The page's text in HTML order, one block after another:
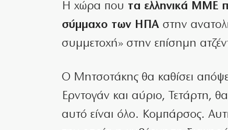
Η χώρα που τα ελληνικά ΜΜΕ
σύμμαχο των ΗΠΑ στην
συμμετοχή» στην επίσημη
Ο Μητσοτάκης θα καθίσει
Ερντογάν και αύριο, Τετάρτη,
αυτό είναι όλο. Κομπάρσος.